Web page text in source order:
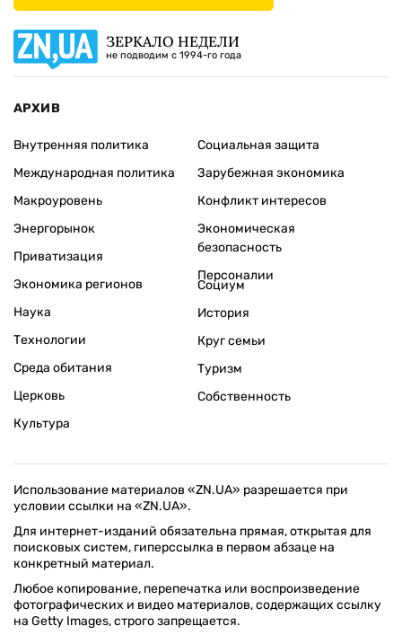
ЗЕРКАЛО НЕДЕЛИ
не подводим с 1994-го года
АРХИВ
Внутренняя политика
Международная политика
Макроуровень
Энергорынок
Приватизация
Экономика регионов
Социальная защита
Зарубежная экономика
Конфликт интересов
Экономическая
безопасность
Персоналии
Наука
Технологии
Среда обитания
Церковь
Культура
Социум
История
Круг семьи
Туризм
Собственность
Использование материалов «ZN.UA» разрешается при
условии ссылки на «ZN.UA».
Для интернет-изданий обязательна прямая, открытая для
поисковых систем, гиперссылка в первом абзаце на
конкретный материал.
Любое копирование, перепечатка или воспроизведение
фотографических и видео материалов, содержащих ссылку
на Getty Images, строго запрещается.